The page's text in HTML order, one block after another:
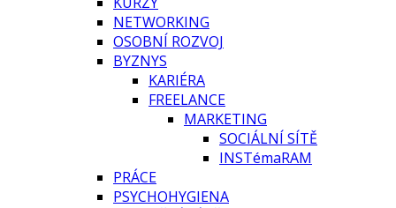
NETWORKING
OSOBNÍ ROZVOJ
BYZNYS
KARIÉRA
FREELANCE
MARKETING
SOCIÁLNÍ SÍTĚ
INSTémaRAM
PRÁCE
PSYCHOHYGIENA